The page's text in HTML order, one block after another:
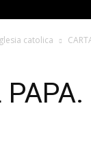
catolica